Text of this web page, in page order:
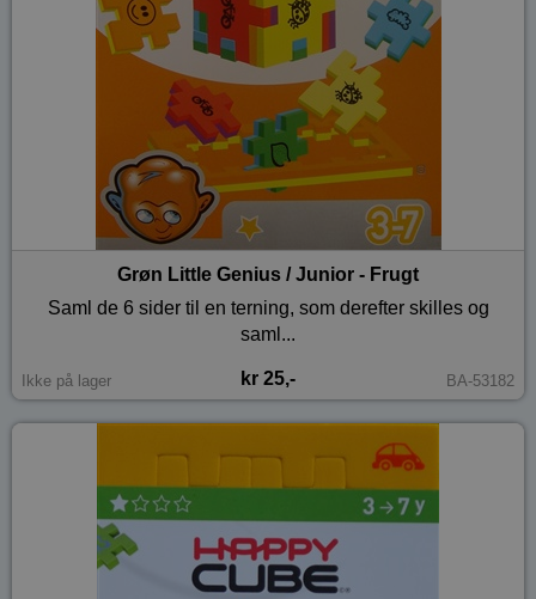
Grøn Little Genius / Junior - Frugt
Saml de 6 sider til en terning, som derefter skilles og
saml...
Ikke på lager kr 25,- BA-53182